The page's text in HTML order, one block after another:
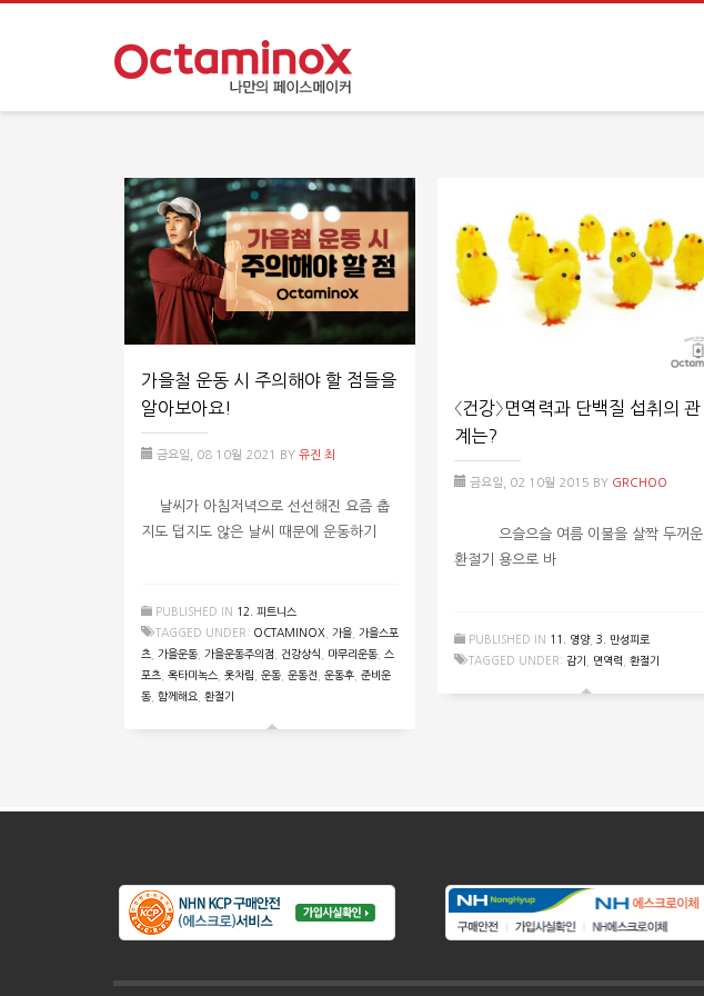
가을철 운동 시 주의해야 할 점들을
알아보아요!
금요일, 08 10월 2021 BY 유진 최
날씨가 아침저녁으로 선선해진 요즘 춥
지도 덥지도 않은 날씨 때문에 운동하기
PUBLISHED IN
12. 피트니스
TAGGED UNDER: OCTAMINOX 가을
가을스포
츠
가을운동 가을운동주의점 건강상식 마무리운동
스
포츠 옥타미녹스 옷차림 운동 운동전 운동후 준비운
동 함께해요 환절기
〈건강〉면역력과 단백질 섭취의 관
계는?
금요일, 02 10월 2015 BY GRCHOO
​ ​ 으슬으슬 여름 이불을 살짝 두꺼운
환절기 용으로 바
PUBLISHED IN 11. 영양,3. 만성피로
TAGGED UNDER: 감기 면역력 ,환절기